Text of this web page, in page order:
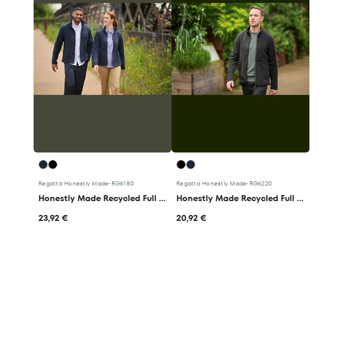
Regatta Honestly Made• RG6180
Honestly Made Recycled Full Zip Fleece Jacket
23,92 €
Regatta Honestly Made• RG6220
Honestly Made Recycled Full Zip Microfleece
20,92 €